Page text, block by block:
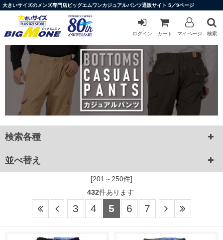
大きいサイズのメンズ専門店ビッグエムワンカジュアルパンツ通販サイト 5／9ページ
ログイン カート マイページ 検索
検索各種
並べ替え
[201～250件]
432件あります
3 4 5 6 7